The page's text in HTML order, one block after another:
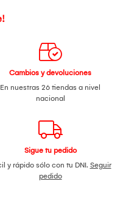
Cambios y devoluciones
En nuestras 26 tiendas a nivel
nacional
Sigue tu pedido
y rápido sólo con tu DNI. Seguir
pedido